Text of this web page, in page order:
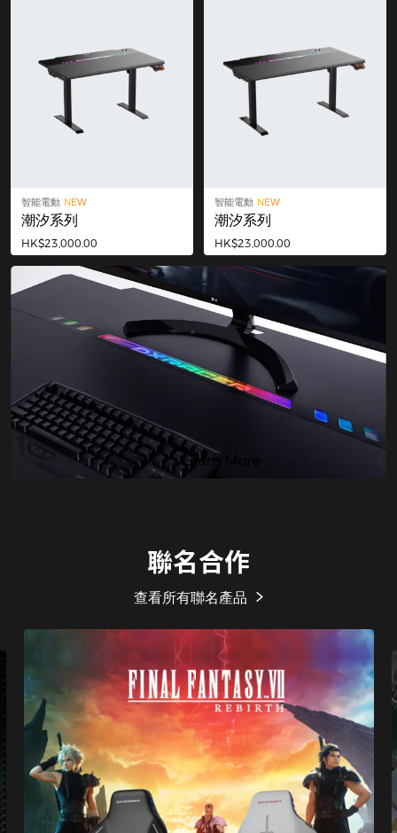
智能電動 NEW
潮汐系列
HK$23,000.00
智能電動 NEW
潮汐系列
HK$23,000.00
聯名合作
查看所有聯名產品